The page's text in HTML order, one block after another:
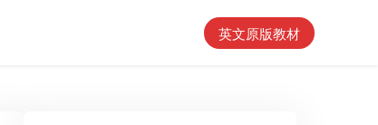
英文原版教材